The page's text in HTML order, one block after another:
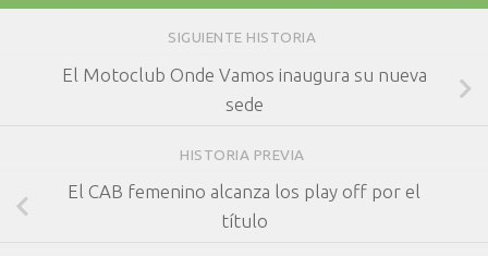
SIGUIENTE HISTORIA
El Motoclub Onde Vamos inaugura su nueva
sede
HISTORIA PREVIA
El CAB femenino alcanza los play off por el
título